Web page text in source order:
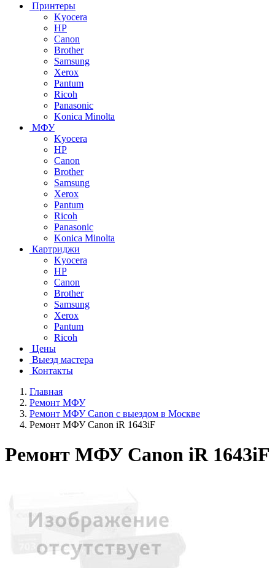
Принтеры
Kyocera
HP
Canon
Brother
Samsung
Xerox
Pantum
Ricoh
Panasonic
Konica Minolta
МФУ
Kyocera
HP
Canon
Brother
Samsung
Xerox
Pantum
Ricoh
Panasonic
Konica Minolta
Картриджи
Kyocera
HP
Canon
Brother
Samsung
Xerox
Pantum
Ricoh
Цены
Выезд мастера
Контакты
Главная
Ремонт МФУ
Ремонт МФУ Canon с выездом в Москве
Ремонт МФУ Canon iR 1643iF
Ремонт МФУ Canon iR 1643iF